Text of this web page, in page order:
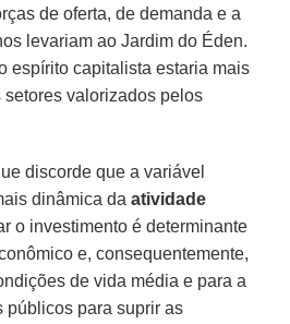
de oferta, de demanda e a
levariam ao Jardim do Éden.
espírito capitalista estaria mais
setores valorizados pelos
discorde que a variável
dinâmica daatividade
o investimento é determinante
e, consequentemente,
de vida média e para a
públicos para suprir as